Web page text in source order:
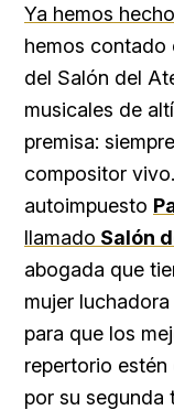
Ya hemos hecho
hemos contado
del Salón del
musicales de
premisa:
compositor
autoimpuesto
llamado Salón
abogada que
mujer
para que los
repertorio
por su segunda